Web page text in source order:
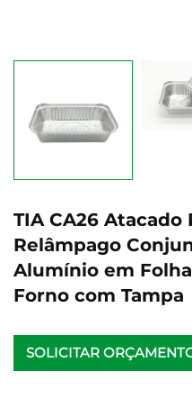
TIA CA26 Atacado
Relâmpago
Alumínio em
Forno com Tampa
SOLICITAR